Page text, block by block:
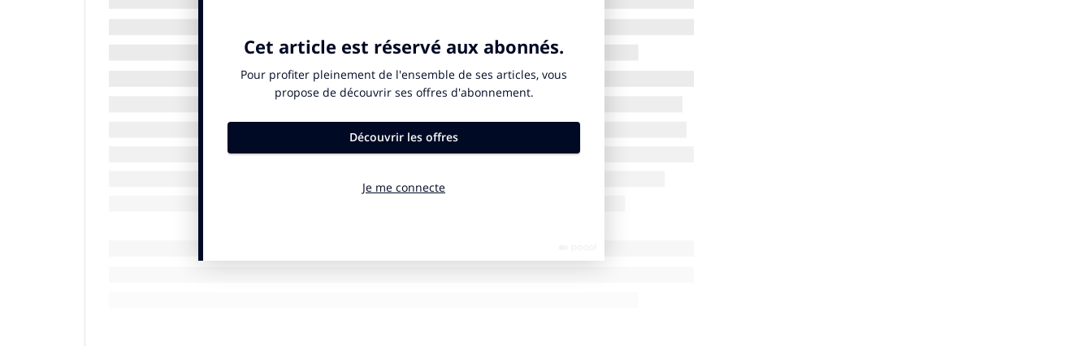
scepticisme de la part des parents. En réalité, ce n’était qu’un simple contretemps, car nos
élèves sont aujourd’hui nos meilleurs ambassadeurs, qui leur expliquent les avantages de
notre offre vidéoludique. D’un point de vue personnel, je dirais que la première difficulté
rencontrée a été d’apprendre à manager. Une aptitude loin d’être innée, contrairement aux
retrouve confronté à des professionnels plus âgés que soi.
jeune et posséder de meilleures connaissances dans un domaine que quelqu’un de plus âgé,